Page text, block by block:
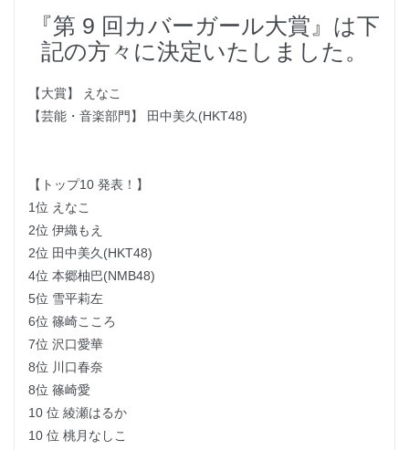
『第 9 回カバーガール大賞』は下
記の方々に決定いたしました。
【大賞】 えなこ
【芸能・音楽部門】 田中美久(HKT48)
【トップ10 発表！】
1位 えなこ
2位 伊織もえ
2位 田中美久(HKT48)
4位 本郷柚巴(NMB48)
5位 雪平莉左
6位 篠崎こころ
7位 沢口愛華
8位 川口春奈
8位 篠崎愛
10 位 綾瀬はるか
10 位 桃月なしこ